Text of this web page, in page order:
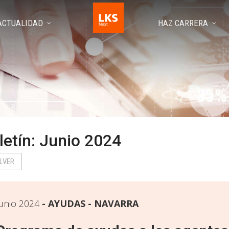
HAZ CARRERA
Junio 2024
2024 AYUDAS - NAVARRA